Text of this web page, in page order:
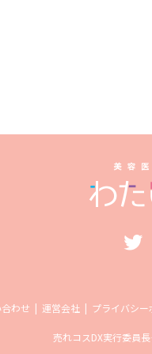
わせ 運営会社 プライバシー
売れコスDX実行委員長